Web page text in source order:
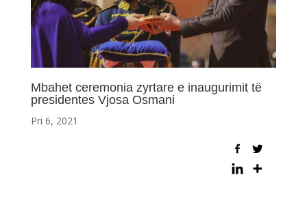
Mbahet ceremonia zyrtare e inaugurimit të
presidentes Vjosa Osmani
Pri 6, 2021